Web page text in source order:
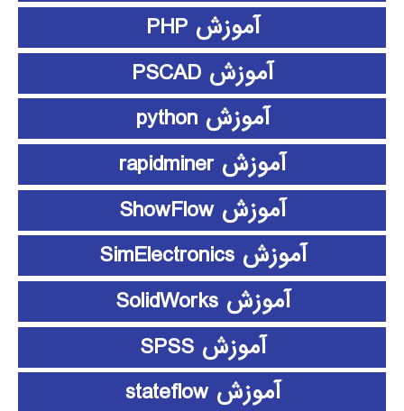
آموزش PHP
آموزش PSCAD
آموزش python
آموزش rapidminer
آموزش ShowFlow
آموزش SimElectronics
آموزش SolidWorks
آموزش SPSS
آموزش stateflow